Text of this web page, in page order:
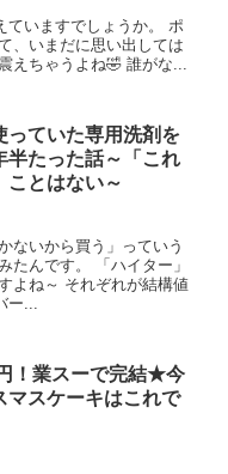
ていますでしょうか。 ポ
、いまだに思い出しては
えちゃうよね🤣 誰がな...
っていた専用洗剤を
半たった話～「これ
ことはない～
ないから買う」っていう
たんです。 「ハイター」
よね～ それぞれが結構値
ー...
！業スーで完結★今
マスケーキはこれで